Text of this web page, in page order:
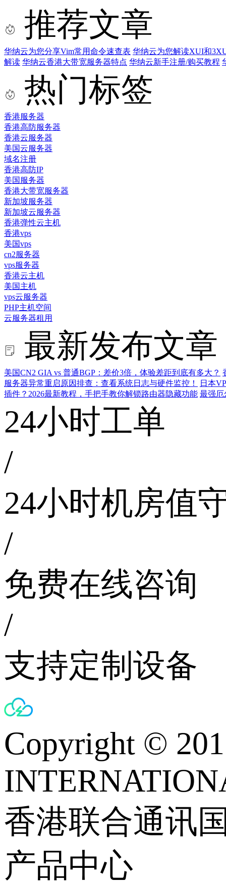
推荐文章
华纳云为您分享Vim常用命令速查表 华纳云为您解读XUI和
解读 华纳云香港大带宽服务器特点 华纳云新手注册/购买教程
热门标签
香港服务器
香港高防服务器
香港云服务器
美国云服务器
域名注册
香港高防IP
美国服务器
香港大带宽服务器
新加坡服务器
新加坡云服务器
香港弹性云主机
香港vps
美国vps
cn2服务器
vps服务器
香港云主机
美国主机
vps云服务器
PHP主机空间
云服务器租用
最新发布文章
美国CN2 GIA vs 普通BGP：差价3倍，体验差距到底有多大？
服务器异常重启原因排查：查看系统日志与硬件监控！
日本
插件？2026最新教程，手把手教你解锁路由器隐藏功能 最强厄
24小时工单
/
24小时机房值
/
免费在线咨询
/
支持定制设备
Copyright ©
香港联合通讯
产品中心